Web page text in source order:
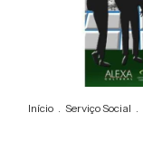
Início . Serviço Social .